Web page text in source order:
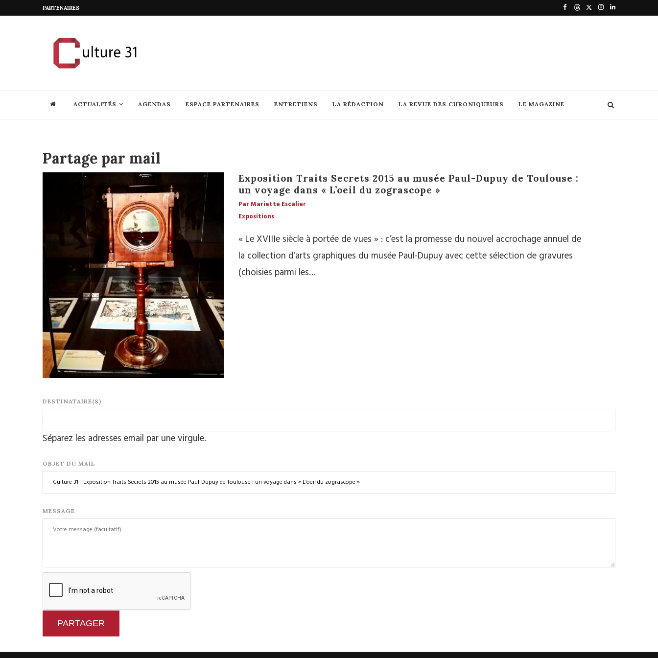
PARTENAIRES
ACTUALITÉS AGENDAS ESPACE PARTENAIRES ENTRETIENS LA RÉDACTION LA REVUE DES CHRONIQUEURS LE MAGAZINE
Partage par mail
Exposition Traits Secrets 2015 au musée Paul-Dupuy de Toulouse :
un voyage dans « L’oeil du zograscope »
Par Mariette Escalier
Expositions
« Le XVIIIe siècle à portée de vues » : c’est la promesse du nouvel accrochage annuel de
la collection d’arts graphiques du musée Paul-Dupuy avec cette sélection de gravures
(choisies parmi les…
DESTINATAIRE(S)
Séparez les adresses email par une virgule.
OBJET DU MAIL
MESSAGE
PARTAGER